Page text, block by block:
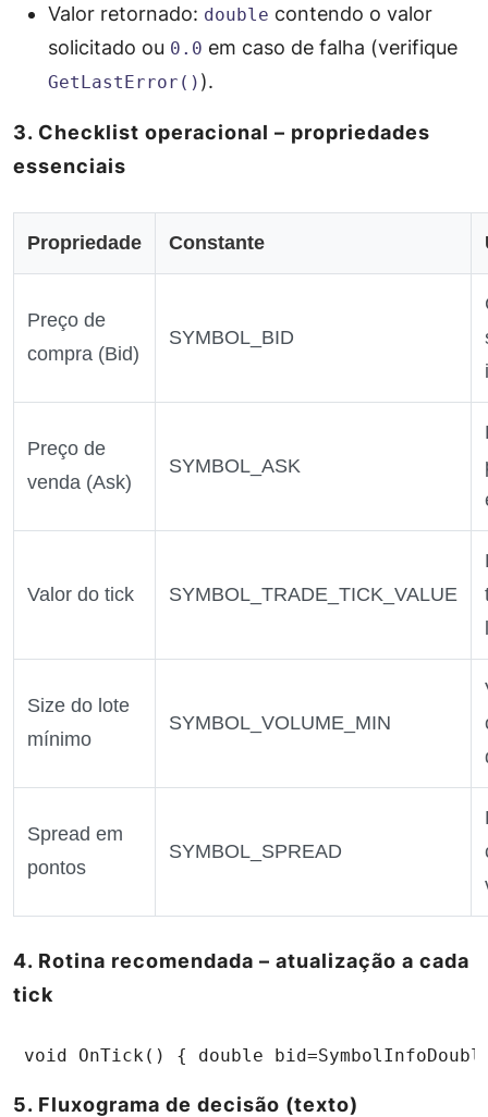
Valor retornado: double contendo o valor
solicitado ou 0.0 em caso de falha (verifique
GetLastError() ).
3. Checklist operacional – propriedades
essenciais
Propriedade Constante
Preço de
compra (Bid)
SYMBOL_BID
Preço de
venda (Ask)
SYMBOL_ASK
Valor do tick SYMBOL_TRADE_TICK_VALUE
Size do lote
mínimo
SYMBOL_VOLUME_MIN
Spread em
pontos
SYMBOL_SPREAD
4. Rotina recomendada – atualização a cada
tick
void OnTick() { double
5. Fluxograma de decisão (texto)